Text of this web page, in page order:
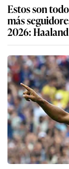
Estos son
más
2026: